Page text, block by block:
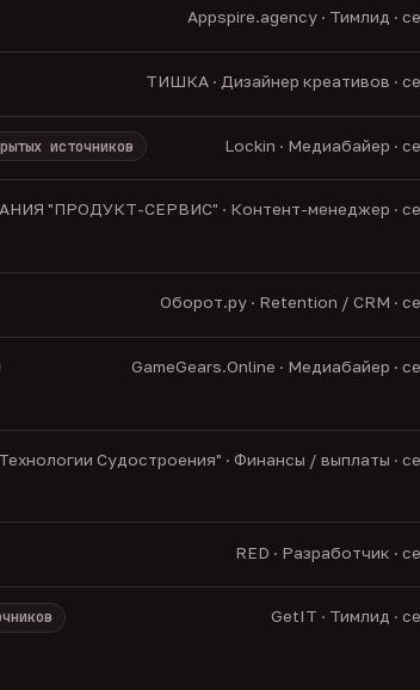
Appspire.agency · Тимлид ·
ТИШКА · Дизайнер креативов ·
источников Lockin · Медиабайер ·
"ПРОДУКТ-СЕРВИС" · Контент-менеджер ·
Оборот.ру · Retention / CRM ·
GameGears.Online · Медиабайер ·
Судостроения" · Финансы / выплаты ·
RED · Разработчик ·
GetIT · Тимлид ·